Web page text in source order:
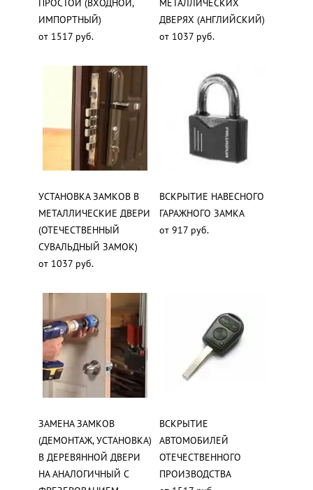
ПРОСТОЙ (ВХОДНОЙ,
ИМПОРТНЫЙ)
от 1517 руб.
МЕТАЛЛИЧЕСКИХ
ДВЕРЯХ (АНГЛИЙСКИЙ)
от 1037 руб.
УСТАНОВКА ЗАМКОВ В
МЕТАЛЛИЧЕСКИЕ ДВЕРИ
(ОТЕЧЕСТВЕННЫЙ
СУВАЛЬДНЫЙ ЗАМОК)
от 1037 руб.
ВСКРЫТИЕ НАВЕСНОГО
ГАРАЖНОГО ЗАМКА
от 917 руб.
ЗАМЕНА ЗАМКОВ
(ДЕМОНТАЖ, УСТАНОВКА)
В ДЕРЕВЯННОЙ ДВЕРИ
НА АНАЛОГИЧНЫЙ С
ВСКРЫТИЕ
АВТОМОБИЛЕЙ
ОТЕЧЕСТВЕННОГО
ПРОИЗВОДСТВА